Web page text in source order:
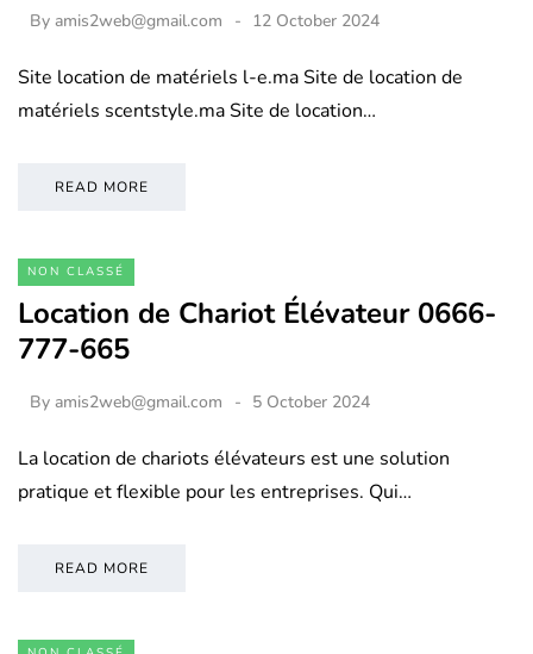
By amis2web@gmail.com 12 October 2024
Site location de matériels l-e.ma Site de location de
matériels scentstyle.ma Site de location…
READ MORE
NON CLASSÉ
Location de Chariot Élévateur 0666-
777-665
By amis2web@gmail.com 5 October 2024
La location de chariots élévateurs est une solution
pratique et flexible pour les entreprises. Qui…
READ MORE